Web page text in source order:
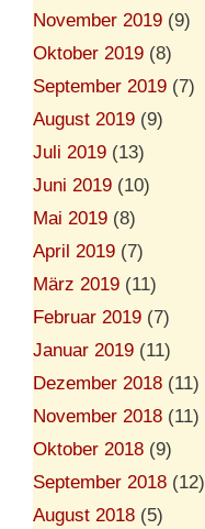
November 2019 (9)
Oktober 2019 (8)
September 2019 (7)
August 2019 (9)
Juli 2019 (13)
Juni 2019 (10)
Mai 2019 (8)
April 2019 (7)
März 2019 (11)
Februar 2019 (7)
Januar 2019 (11)
Dezember 2018 (11)
November 2018 (11)
Oktober 2018 (9)
September 2018 (12)
August 2018 (5)